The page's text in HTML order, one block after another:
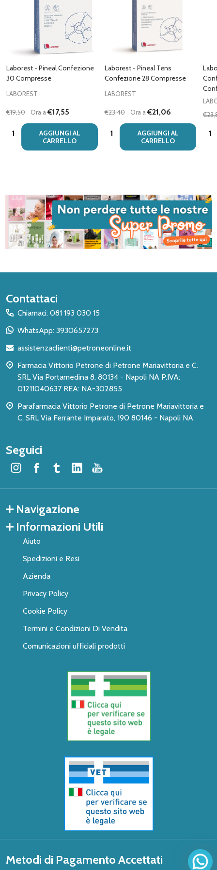
Laborest - Pineal Confezione
30 Compresse
LABOREST
€19,50 Ora a€17,55
Quantità:
AGGIUNGI AL
CARRELLO
Laborest - Pineal Tens
Confezione 28 Compresse
LABOREST
€23,40 Ora a€21,06
Quantità:
AGGIUNGI AL
CARRELLO
Inizio
del
piè
pagina
Contattaci
Chiamaci: 081 193 030 15
WhatsApp: 3930657273
assistenzaclienti@petroneonline.it
Farmacia Vittorio Petrone di Petrone Mariavittoria e C.
SRL Via Portamedina 8, 80134 - Napoli NA P.IVA:
01211040637 REA: NA-302855
Parafarmacia Vittorio Petrone di Petrone Mariavittoria e
C. SRL Via Ferrante Imparato, 190 80146 - Napoli NA
Seguici
Navigazione
Informazioni Utili
Aiuto
Spedizioni e Resi
Azienda
Privacy Policy
Cookie Policy
Termini e Condizioni Di Vendita
Comunicazioni ufficiali prodotti
Metodi di Pagamento Accettati